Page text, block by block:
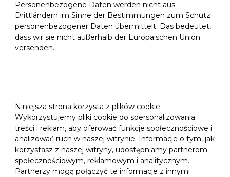
Personenbezogene Daten werden nicht aus
Drittländern im Sinne der Bestimmungen zum Schutz
personenbezogener Daten übermittelt. Das bedeutet,
dass wir sie nicht außerhalb der Europäischen Union
versenden.
Niniejsza strona korzysta z plików cookie.
Wykorzystujemy pliki cookie do spersonalizowania
treści i reklam, aby oferować funkcje społecznościowe i
analizować ruch w naszej witrynie. Informacje o tym, jak
korzystasz z naszej witryny, udostępniamy partnerom
społecznościowym, reklamowym i analitycznym.
Partnerzy mogą połączyć te informacje z innymi